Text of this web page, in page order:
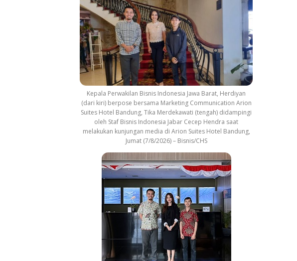
Kepala Perwakilan Bisnis Indonesia Jawa Barat, Herdiyan
(dari kiri) berpose bersama Marketing Communication Arion
Suites Hotel Bandung, Tika Merdekawati (tengah) didampingi
oleh Staf Bisnis Indonesia Jabar Cecep Hendra saat
melakukan kunjungan media di Arion Suites Hotel Bandung,
Jumat (7/8/2026) – Bisnis/CHS